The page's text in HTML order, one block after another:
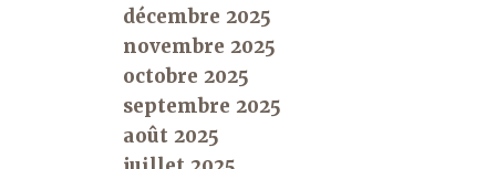
décembre 2025
novembre 2025
octobre 2025
septembre 2025
août 2025